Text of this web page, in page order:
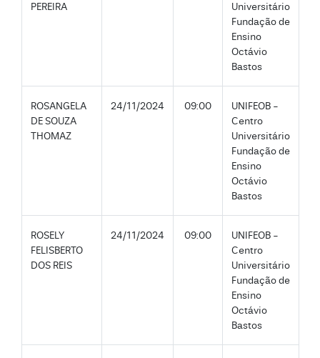
PEREIRA
Universitário
Fundação de
Ensino
Octávio
Bastos
ROSANGELA
DE SOUZA
THOMAZ
24/11/2024 09:00
UNIFEOB -
Centro
Universitário
Fundação de
Ensino
Octávio
Bastos
ROSELY
FELISBERTO
DOS REIS
24/11/2024 09:00
UNIFEOB -
Centro
Universitário
Fundação de
Ensino
Octávio
Bastos